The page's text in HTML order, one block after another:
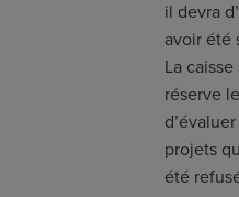
il devra
avoir été
La caisse
réserve
projets
été